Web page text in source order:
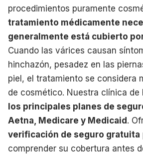
procedimientos puramente
tratamiento médicamente
generalmente está cubierto
Cuando las várices causan
hinchazón, pesadez en las
piel, el tratamiento se considera
de cosmético. Nuestra clínica de
los principales planes de
Aetna, Medicare y Medicaid.
verificación de seguro gratuita
comprender su cobertura antes